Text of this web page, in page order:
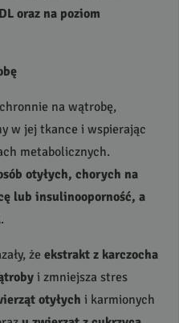
oraz na poziom
na wątrobę,
w jej tkance i wspierając
metabolicznych.
otyłych, chorych na
lub insulinooporność, a
.
że ekstrakt z karczocha
i zmniejsza stres
otyłych i karmionych